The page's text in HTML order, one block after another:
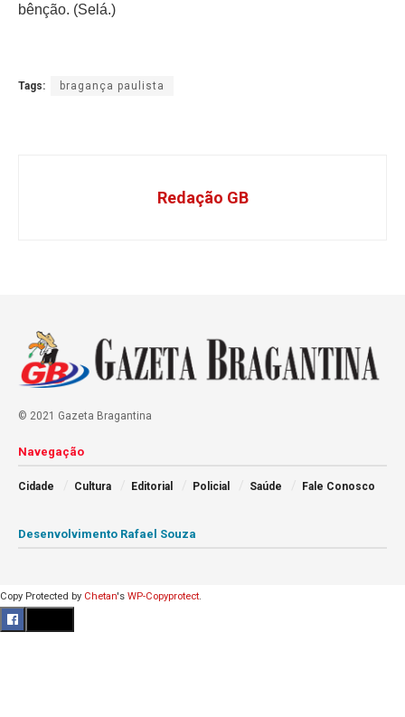
bênção. (Selá.)
Tags: bragança paulista
Redação GB
© 2021 Gazeta Bragantina
Navegação
Cidade Cultura Editorial Policial Saúde Fale Conosco
Desenvolvimento Rafael Souza
Copy Protected by Chetan's WP-Copyprotect.